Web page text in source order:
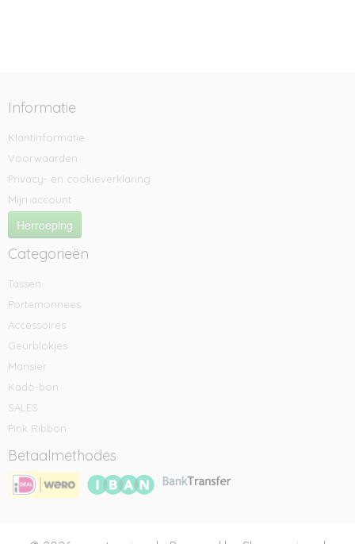
Informatie
Klantinformatie
Voorwaarden
Privacy- en cookieverklaring
Mijn account
Herroeping
Categorieën
Tassen
Portemonnees
Accessoires
Geurblokjes
Mansier
Kado-bon
SALES
Pink Ribbon
Betaalmethodes